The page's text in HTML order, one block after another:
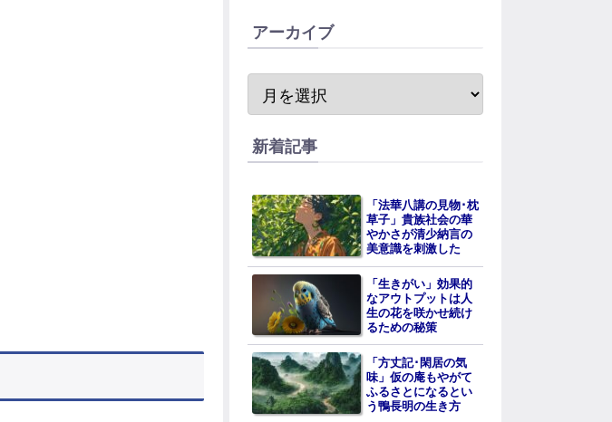
アーカイブ
新着記事
「法華八講の見物･枕
草子」貴族社会の華
やかさが清少納言の
美意識を刺激した
「生きがい」効果的
なアウトプットは人
生の花を咲かせ続け
るための秘策
「方丈記･閑居の気
味」仮の庵もやがて
ふるさとになるとい
う鴨長明の生き方